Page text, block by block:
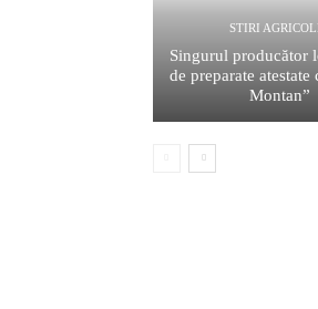
STIRI
Singurul producător
de preparate atestate
Montan”